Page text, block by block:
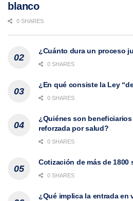
blanco
0 SHARES
¿Cuánto dura un proceso
0 SHARES
¿En qué consiste la Ley
0 SHARES
¿Quiénes son
reforzada por salud?
0 SHARES
Cotización de más de
0 SHARES
¿Qué implica la entrada en